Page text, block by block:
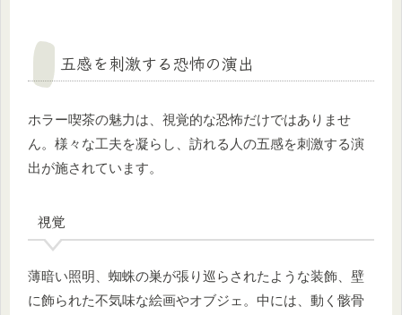
五感を刺激する恐怖の演出
ホラー喫茶の魅力は、視覚的な恐怖だけではありませ
ん。様々な工夫を凝らし、訪れる人の五感を刺激する演
出が施されています。
視覚
薄暗い照明、蜘蛛の巣が張り巡らされたような装飾、壁
に飾られた不気味な絵画やオブジェ。中には、動く骸骨